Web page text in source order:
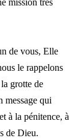
mission très
de vous, Elle
le rappelons
grotte de
message qui
à la pénitence, à
de Dieu.